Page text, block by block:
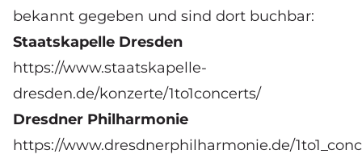
bekannt gegeben und sind dort buchbar:
Staatskapelle Dresden
https://www.staatskapelle-
dresden.de/konzerte/1to1concerts/
Dresdner Philharmonie
https://www.dresdnerphilharmonie.de/